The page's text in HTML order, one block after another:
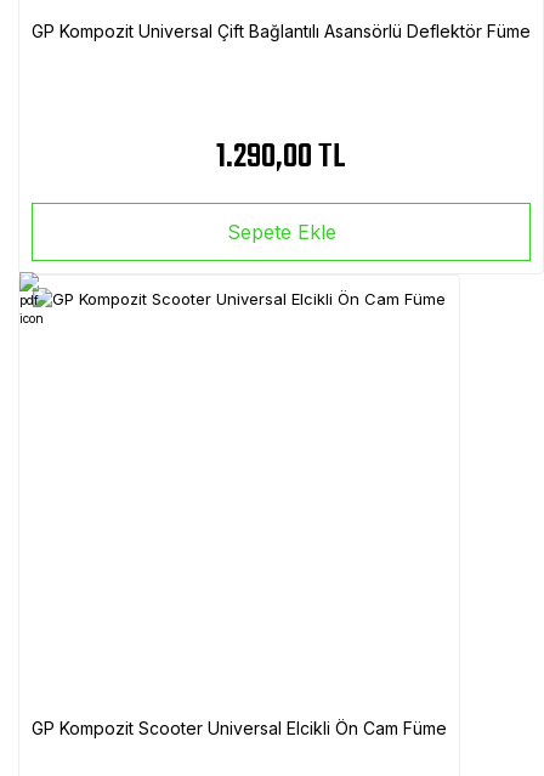
GP Kompozit Universal Çift Bağlantılı Asansörlü Deflektör Füme
1.290,00 TL
Sepete Ekle
GP Kompozit Scooter Universal Elcikli Ön Cam Füme